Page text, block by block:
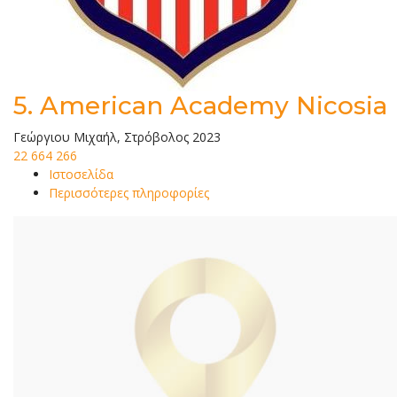
5. American Academy Nicosia
Γεώργιου Μιχαήλ, Στρόβολος 2023
22 664 266
Ιστοσελίδα
Περισσότερες πληροφορίες